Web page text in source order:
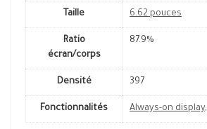
Taille 6.62 pouces
Ratio
écran/corps
87.9%
Densité 397
Fonctionnalités Always-on display,